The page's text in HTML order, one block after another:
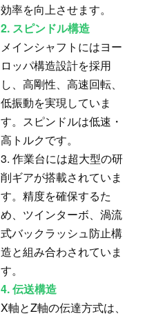
効率を向上させます。
2. スピンドル構造
メインシャフトにはヨー
ロッパ構造設計を採用
し、高剛性、高速回転、
低振動を実現していま
す。スピンドルは低速・
高トルクです。
3. 作業台には超大型の研
削ギアが搭載されていま
す。精度を確保するた
め、ツインターボ、渦流
式バックラッシュ防止構
造と組み合わされていま
す。
4. 伝送構造
X軸とZ軸の伝達方式は、